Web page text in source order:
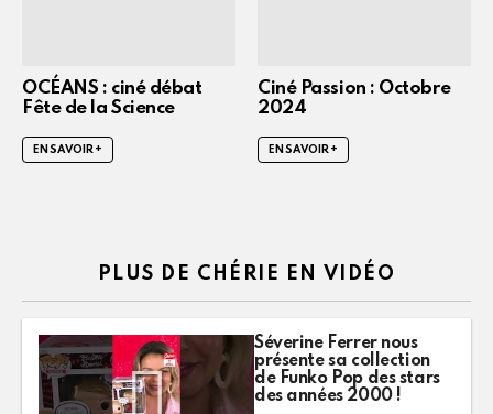
OCÉANS : ciné débat
Fête de la Science
EN SAVOIR +
Ciné Passion : Octobre
2024
EN SAVOIR +
PLUS DE CHÉRIE EN VIDÉO
Séverine Ferrer nous
présente sa collection
de Funko Pop des stars
des années 2000 !